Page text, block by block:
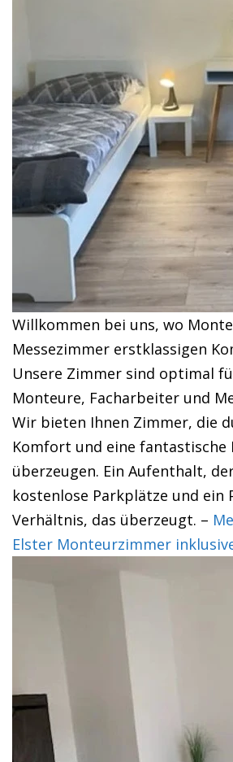
Willkommen bei uns, wo
Messezimmer erstklassigen
Unsere Zimmer sind optimal
Monteure, Facharbeiter und
Wir bieten Ihnen Zimmer, die
Komfort und eine fantastische
überzeugen. Ein Aufenthalt,
kostenlose Parkplätze und ein
Verhältnis, das überzeugt. –
Elster Monteurzimmer